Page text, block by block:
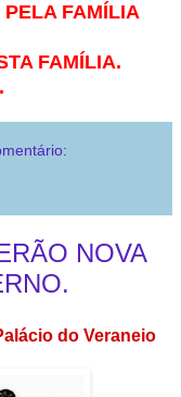
FAMÍLIA
FAMÍLIA.
NOVA
do Veraneio